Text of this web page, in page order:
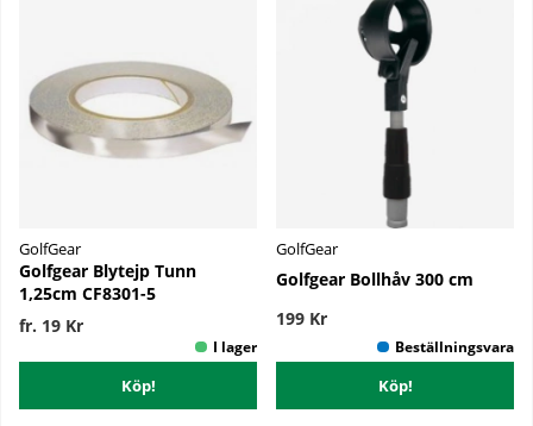
GolfGear
Golfgear Blytejp Tunn
1,25cm CF8301-5
fr. 19 Kr
Köp!
GolfGear
Golfgear Bollhåv 300 cm
199 Kr
Köp!